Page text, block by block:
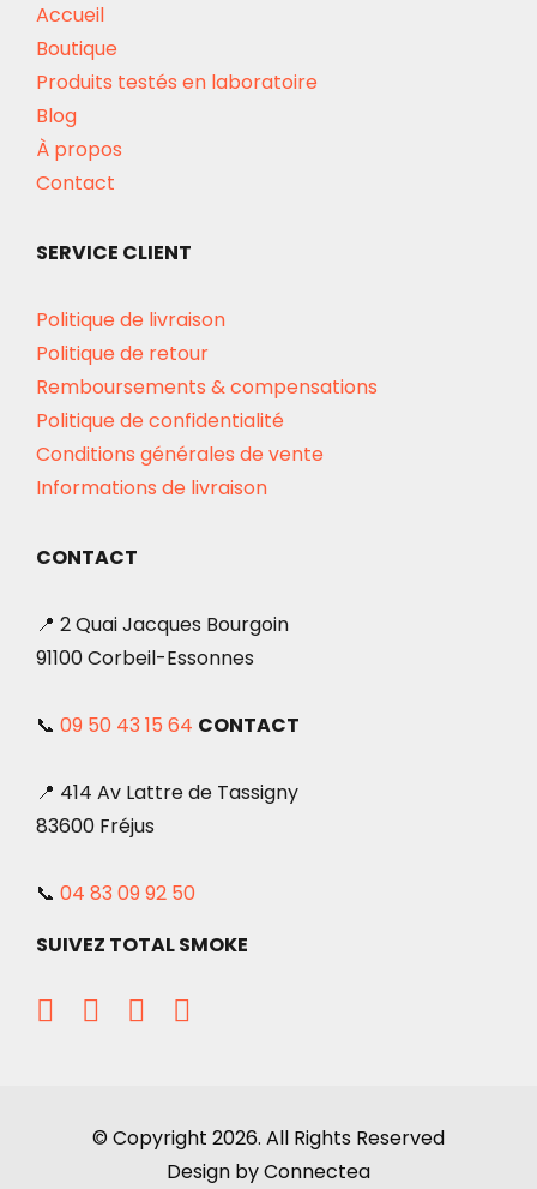
Accueil
Boutique
Produits testés en laboratoire
Blog
À propos
Contact
SERVICE CLIENT
Politique de livraison
Politique de retour
Remboursements & compensations
Politique de confidentialité
Conditions générales de vente
Informations de livraison
CONTACT
📍 2 Quai Jacques Bourgoin
91100 Corbeil-Essonnes
📞 09 50 43 15 64 CONTACT
📍 414 Av Lattre de Tassigny
83600 Fréjus
📞 04 83 09 92 50
SUIVEZ TOTAL SMOKE
© Copyright 2026. All Rights Reserved
Design by Connectea